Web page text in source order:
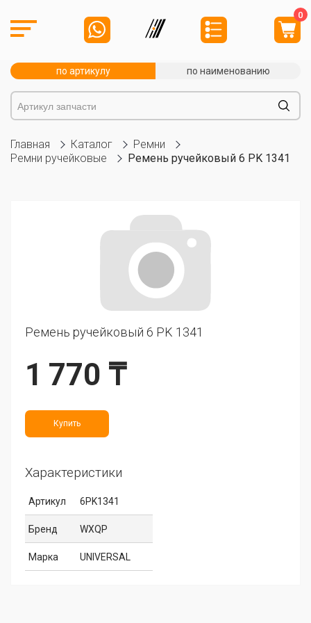
0
по артикулу по наименованию
Главная Каталог
Ремни
Ремни ручейковые
Ремень ручейковый 6 PK 1341
Ремень ручейковый 6 PK 1341
1 770 ₸
Купить
Характеристики
Артикул 6PK1341
Бренд WXQP
Марка UNIVERSAL